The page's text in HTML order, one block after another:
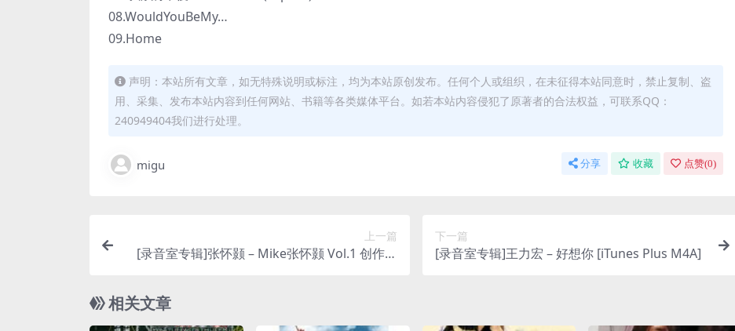
08.WouldYouBeMy…
09.Home
声明：本站所有文章，如无特殊说明或标注，均为本站原创发布。任何个人或组织，在未征得本站同意时，禁止复制、盗
用、采集、发布本站内容到任何网站、书籍等各类媒体平台。如若本站内容侵犯了原著者的合法权益，可联系QQ：
240949404我们进行处理。
migu 分享 收藏 点赞(0)
上一篇
[录音室专辑]张怀颢 – Mike张怀颢 Vol.1 创作专
下一篇
[录音室专辑]王力宏 – 好想你 [iTunes Plus M4A]
相关文章